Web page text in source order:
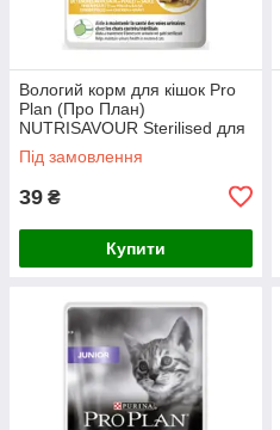
Вологий корм для кішок Pro
Plan (Про План)
NUTRISAVOUR Sterilised для
стерилізованих кішок (курка),
85 г
Під замовлення
39 ₴
Купити